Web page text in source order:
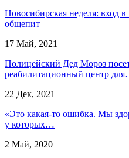
Новосибирская неделя: вход
общепит
17 Май, 2021
Полицейский Дед Мороз
реабилитационный центр
22 Дек, 2021
«Это какая-то ошибка. Мы
у которых…
2 Май, 2020